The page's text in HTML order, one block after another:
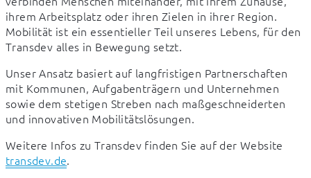
ihrem Arbeitsplatz oder ihren Zielen in ihrer Region.
Mobilität ist ein essentieller Teil unseres Lebens, für den
Transdev alles in Bewegung setzt.
Unser Ansatz basiert auf langfristigen Partnerschaften
mit Kommunen, Aufgabenträgern und Unternehmen
sowie dem stetigen Streben nach maßgeschneiderten
und innovativen Mobilitätslösungen.
transdev.de.